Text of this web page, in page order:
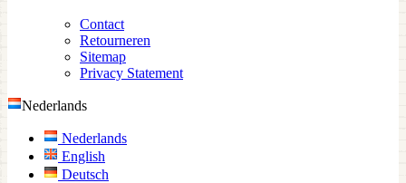
Contact
Retourneren
Sitemap
Privacy Statement
Nederlands
Nederlands
English
Deutsch